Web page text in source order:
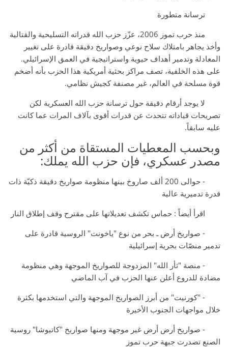
ترسانة متطورة
منذ حرب تموز 2006، عزّز حزب الله قدراته التسليحية والقتالية
وأخذ يجاهر بامتلاك سلاح نوعي وصواريخ دقيقة قادرة على تغيير
المعادلة وتدمير أهداف حيوية واستراتيجية في العمق الإسرائيلي.
على هذه الخلفية، تصف مراكز بحثية أمريكية هذا الحزب بأنه أضخم
قوة مسلحة في العالم، غير مصنفة كجيش نظامي.
لا يوجد أرقام دقيقة حول ترسانة حزب الله العسكرية لكن
تصريحات قياداته تتحدث عن قدرات أقوى بآلاف المرات عما كانت
عليه سابقاً.
وبحسب المعطيات المستقاة من أكثر من
مصدر عسكري، فإن حزب الله يملك:
- حوالى 200 ألف صاروخ بينها منظومة صواريخ دقيقة ذكيّة ذات
قدرة تدميرية عالية
اقرأ أيضاً : حماس تكشف تعديلاتها على مقترح وقف إطلاق النار
- صواريخ أرض ـ بحر من نوع "ياخونت" الروسية قادرة على
تدمير منصّات بحرية إسرائيلية
- منصة "ثأر الله" المزدوجة للصواريخ الموجهة وهي منظومة
مضادة للدروع أعلن عنها الحزب في آب الماضي
- "كورنيت" من أبرز الصواريخ الموجهة والتي استخدمها بكثرة
خلال مواجهات الجنوب الأخيرة
- صواريخ أرض أرض غير موجهة ومنها صواريخ "كاتيوشا" روسية
الصنع تصدرت جبهة حرب تموز